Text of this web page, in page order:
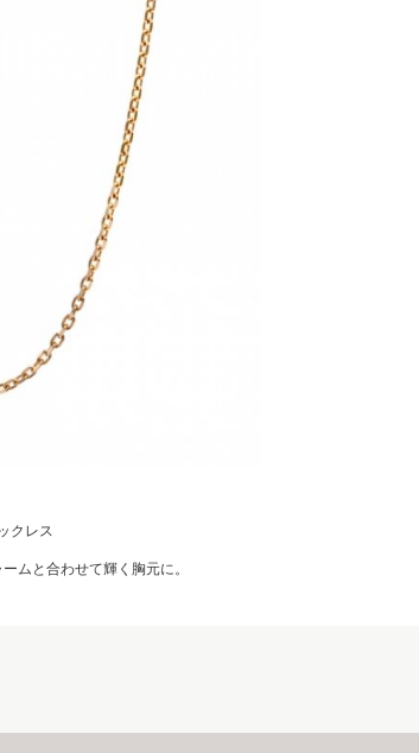
クレス
ムと合わせて輝く胸元に。